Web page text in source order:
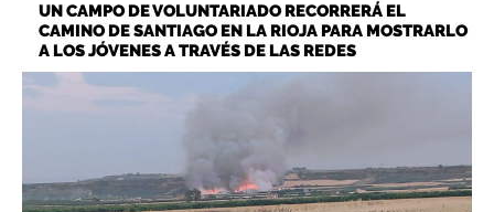
UN CAMPO DE VOLUNTARIADO RECORRERÁ EL
CAMINO DE SANTIAGO EN LA RIOJA PARA MOSTRARLO
A LOS JÓVENES A TRAVÉS DE LAS REDES